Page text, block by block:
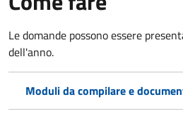
Le domande possono essere
dell'anno.
Moduli da compilare e